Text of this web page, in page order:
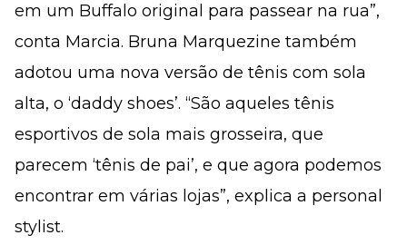
em um Buffalo original para passear na rua”,
conta Marcia. Bruna Marquezine também
adotou uma nova versão de tênis com sola
alta, o ‘daddy shoes’. “São aqueles tênis
esportivos de sola mais grosseira, que
parecem ‘tênis de pai’, e que agora podemos
encontrar em várias lojas”, explica a personal
stylist.